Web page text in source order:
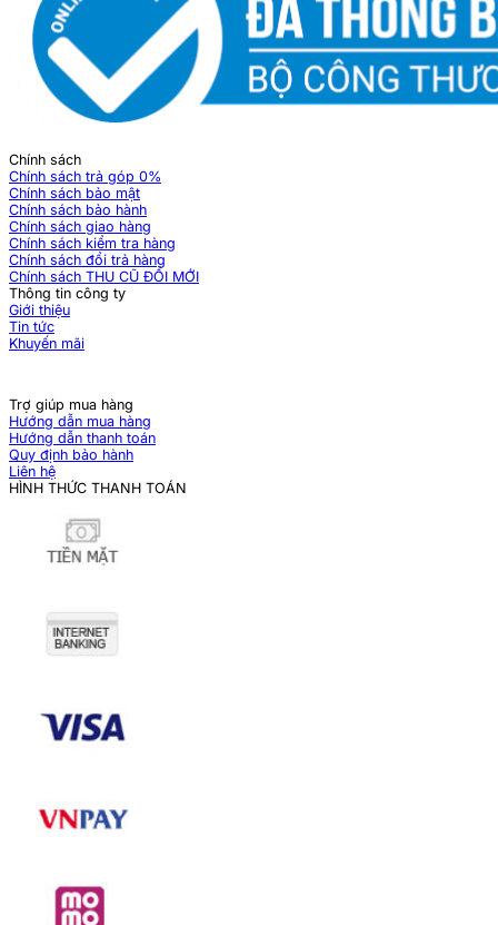
Chính sách
Chính sách trả góp 0%
Chính sách bảo mật
Chính sách bảo hành
Chính sách giao hàng
Chính sách kiểm tra hàng
Chính sách đổi trả hàng
Chính sách THU CŨ ĐỔI MỚI
Thông tin công ty
Giới thiệu
Tin tức
Khuyến mãi
Trợ giúp mua hàng
Hướng dẫn mua hàng
Hướng dẫn thanh toán
Quy định bảo hành
Liên hệ
HÌNH THỨC THANH TOÁN